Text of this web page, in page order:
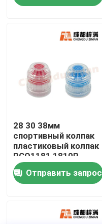
Проверка качества
Свяжитесь мы
Новости
Упаковка напитка
Алюминиевая
28 30 38мм
спортивный колпак
пластиковый колпак
PCO1181 1810P
Отправить запрос